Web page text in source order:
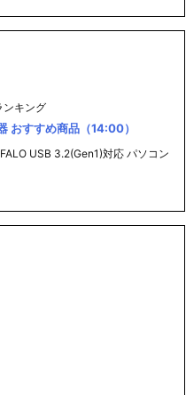
ンキング
おすすめ商品（14:00）
USB 3.2(Gen1)対応 パソコン